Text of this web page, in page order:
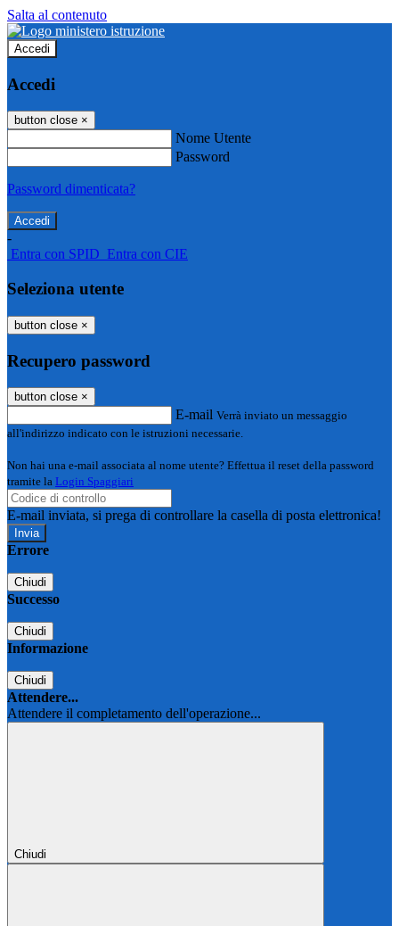
Salta al contenuto
Accedi
Accedi
button close ×
Nome Utente
Password
Password dimenticata?
-
Entra con SPID Entra con CIE
Seleziona utente
button close ×
Recupero password
button close ×
E-mail Verrà inviato un messaggio
all'indirizzo indicato con le istruzioni necessarie.
Non hai una e-mail associata al nome utente? Effettua il reset della password
tramite la Login Spaggiari
E-mail inviata, si prega di controllare la casella di posta elettronica!
Errore
Chiudi
Successo
Chiudi
Informazione
Chiudi
Attendere...
Attendere il completamento dell'operazione...
Chiudi